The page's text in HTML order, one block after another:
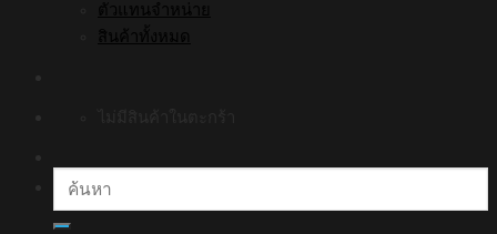
ตัวแทนจำหน่าย
สินค้าทั้งหมด
ค้นหา: